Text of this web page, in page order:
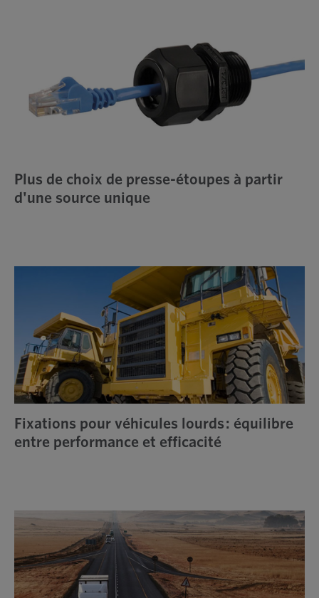
Plus de choix de presse-étoupes à partir
d'une source unique
Fixations pour véhicules lourds : équilibre
entre performance et efficacité